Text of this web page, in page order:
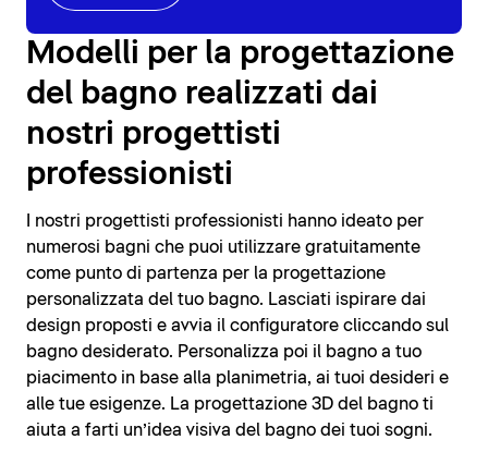
Modelli per la progettazione
del bagno realizzati dai
nostri progettisti
professionisti
I nostri progettisti professionisti hanno ideato per
numerosi bagni che puoi utilizzare gratuitamente
come punto di partenza per la progettazione
personalizzata del tuo bagno. Lasciati ispirare dai
design proposti e avvia il configuratore cliccando sul
bagno desiderato. Personalizza poi il bagno a tuo
piacimento in base alla planimetria, ai tuoi desideri e
alle tue esigenze. La progettazione 3D del bagno ti
aiuta a farti un’idea visiva del bagno dei tuoi sogni.